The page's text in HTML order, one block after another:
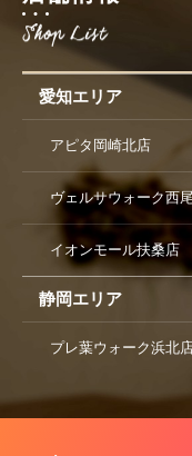
愛知エリア
アピタ岡崎北店
ヴェルサウォーク西
イオンモール扶桑店
静岡エリア
プレ葉ウォーク浜北